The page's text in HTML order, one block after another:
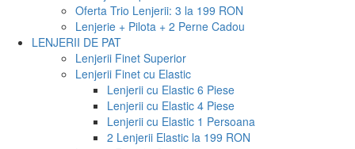
Oferta Trio Lenjerii: 3 la 199 RON
Lenjerie + Pilota + 2 Perne Cadou
LENJERII DE PAT
Lenjerii Finet Superior
Lenjerii Finet cu Elastic
Lenjerii cu Elastic 6 Piese
Lenjerii cu Elastic 4 Piese
Lenjerii cu Elastic 1 Persoana
2 Lenjerii Elastic la 199 RON